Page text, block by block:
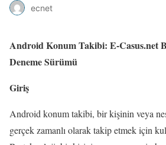
ecnet
Android Konum Takibi: E-Casus.net
Deneme Sürümü
Giriş
Android konum takibi, bir kişinin veya
gerçek zamanlı olarak takip etmek için